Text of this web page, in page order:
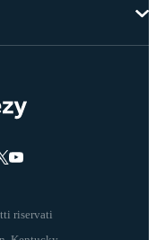
riservati